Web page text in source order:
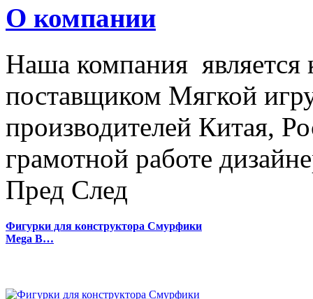
О компании
Наша компания
поставщиком Мягкой
производителей Китая,
грамотной работе
Пред След
Фигурки для конструктора Смурфики
Mega B…